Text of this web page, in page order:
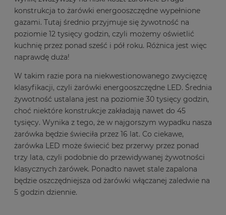
konstrukcja to żarówki energooszczędne wypełnione
gazami. Tutaj średnio przyjmuje się żywotność na
poziomie 12 tysięcy godzin, czyli możemy oświetlić
kuchnię przez ponad sześć i pół roku. Różnica jest więc
naprawdę duża!
W takim razie pora na niekwestionowanego zwycięzcę
klasyfikacji, czyli żarówki energooszczędne LED. Średnia
żywotność ustalana jest na poziomie 30 tysięcy godzin,
choć niektóre konstrukcje zakładają nawet do 45
tysięcy. Wynika z tego, że w najgorszym wypadku nasza
żarówka będzie świeciła przez 16 lat. Co ciekawe,
żarówka LED może świecić bez przerwy przez ponad
trzy lata, czyli podobnie do przewidywanej żywotności
klasycznych żarówek. Ponadto nawet stale zapalona
będzie oszczędniejsza od żarówki włączanej zaledwie na
5 godzin dziennie.